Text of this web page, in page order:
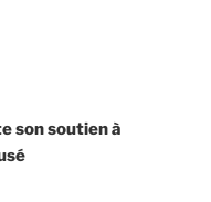
son soutien à